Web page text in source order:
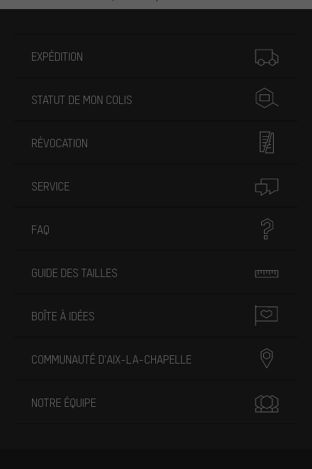
EXPÉDITION
STATUT DE MON COLIS
RÉVOCATION
SERVICE
FAQ
GUIDE DES TAILLES
BOÎTE À IDÉES
COMMUNAUTÉ D'AIX-LA-CHAPELLE
NOTRE ÉQUIPE